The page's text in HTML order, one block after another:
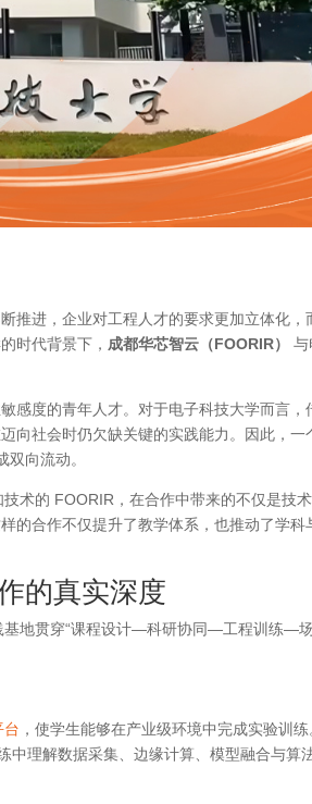
推进，企业对工程人才的要求更加立体化，
时代背景下， 成都华芯智云（FOORIR）
与
感度的青年人才。对于电子科技大学而言，
向社会时仍欠缺关键的实践能力。因此，一
向流动。
术的 FOORIR，在合作中带来的不仅是技
的合作不仅提升了教学体系，也推动了学科
的真实深度
基地贯穿“课程设计—科研协同—工程训练—
台 ，使学生能够在产业级环境中完成实验训
中理解数据采集、边缘计算、模型融合与算